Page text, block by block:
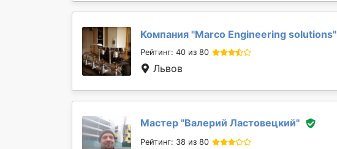
Компания "Marcо Engineering solutions"
Рейтинг: 40 из 80
Львов
Мастер "Валерий Ластовецкий"
Рейтинг: 38 из 80